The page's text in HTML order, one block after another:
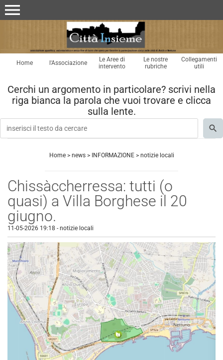
menu
Home l'Associazione
Le Aree di
intervento
Le nostre
rubriche
Collegamenti
utili
Cerchi un argomento in particolare? scrivi nella
riga bianca la parola che vuoi trovare e clicca
sulla lente.
Home> news> INFORMAZIONE> notizie locali
Chissàccherressa: tutti (o
quasi) a Villa Borghese il 20
giugno.
11-05-2026 19:18 - notizie locali